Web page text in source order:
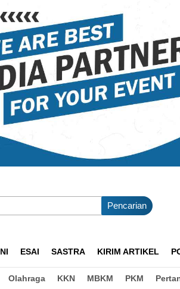
Pencarian
ESAI SASTRA KIRIM ARTIKEL
Olahraga KKN MBKM PKM